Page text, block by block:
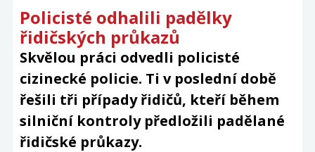
Policisté odhalili padělky
řidičských průkazů
Skvělou práci odvedli policisté
cizinecké policie. Ti v poslední době
řešili tři případy řidičů, kteří během
silniční kontroly předložili padělané
řidičské průkazy.